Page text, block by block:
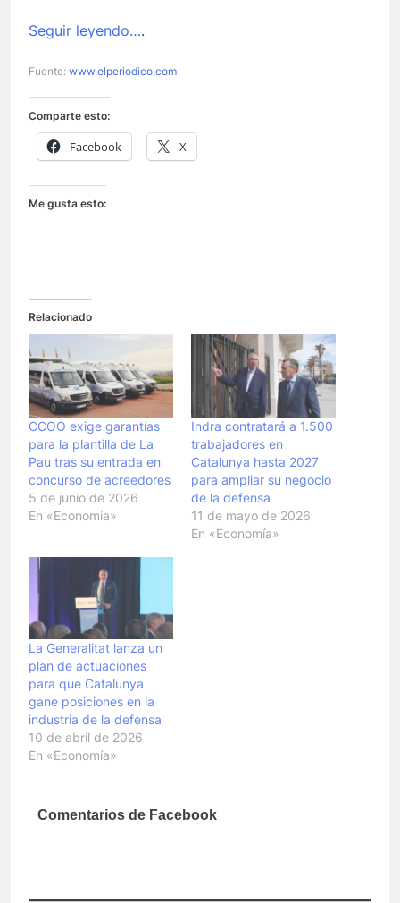
Seguir leyendo….
Fuente: www.elperiodico.com
Comparte esto:
Facebook X
Me gusta esto:
Relacionado
CCOO exige garantías
para la plantilla de La
Pau tras su entrada en
concurso de acreedores
5 de junio de 2026
En «Economía»
Indra contratará a 1.500
trabajadores en
Catalunya hasta 2027
para ampliar su negocio
de la defensa
11 de mayo de 2026
En «Economía»
La Generalitat lanza un
plan de actuaciones
para que Catalunya
gane posiciones en la
industria de la defensa
10 de abril de 2026
En «Economía»
Comentarios de Facebook